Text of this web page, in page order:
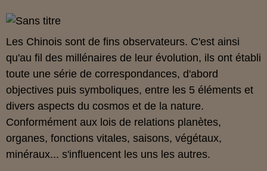
Les Chinois sont de fins observateurs. C'est ainsi
qu'au fil des millénaires de leur évolution, ils ont établi
toute une série de correspondances, d'abord
objectives puis symboliques, entre les 5 éléments et
divers aspects du cosmos et de la nature.
Conformément aux lois de relations planètes,
organes, fonctions vitales, saisons, végétaux,
minéraux... s'influencent les uns les autres.